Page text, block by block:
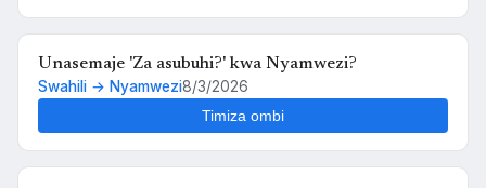
Unasemaje 'Za asubuhi?' kwa Nyamwezi?
Swahili → Nyamwezi8/3/2026
Timiza ombi